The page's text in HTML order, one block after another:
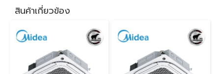
สินค้าเกี่ยวข้อง